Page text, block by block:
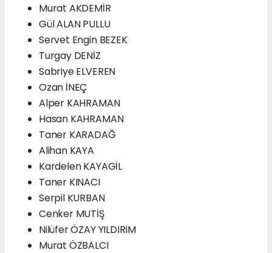
Murat AKDEMİR
Gül ALAN PULLU
Servet Engin BEZEK
Turgay DENİZ
Sabriye ELVEREN
Ozan İNEÇ
Alper KAHRAMAN
Hasan KAHRAMAN
Taner KARADAĞ
Alihan KAYA
Kardelen KAYAGİL
Taner KINACI
Serpil KURBAN
Cenker MUTİŞ
Nilüfer ÖZAY YILDIRIM
Murat ÖZBALCI